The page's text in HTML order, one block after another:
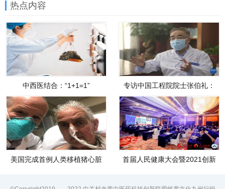
热点内容
中西医结合：“1+1=1”
专访中国工程院院士张伯礼：
美国完成首例人类移植猪心脏
首届人民健康大会暨2021创新